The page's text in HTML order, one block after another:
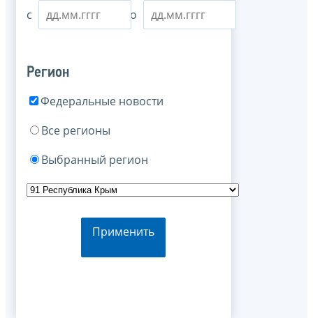
с по
Регион
Федеральные новости
Все регионы
Выбранный регион
Применить